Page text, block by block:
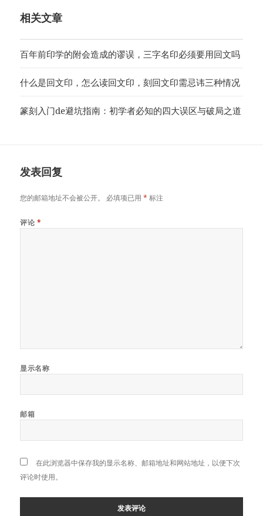
相关文章
百年前印学的附会造成的谬误，三字名印必须要用回文吗
什么是回文印，怎么读回文印，刻回文印需忌讳三种情况
篆刻入门de避坑指南：初学者必知的四大误区与破局之道
发表回复
您的邮箱地址不会被公开。 必填项已用* 标注
评论 *
显示名称
邮箱
在此浏览器中保存我的显示名称、邮箱地址和网站地址，以便下次
评论时使用。